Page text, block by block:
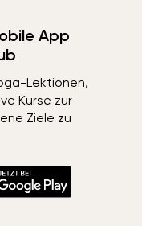
App
Lektionen,
Kurse zur
Ziele zu